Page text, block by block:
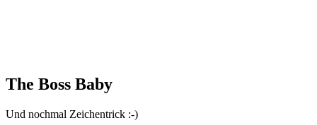
The Boss Baby
Und nochmal Zeichentrick :-)